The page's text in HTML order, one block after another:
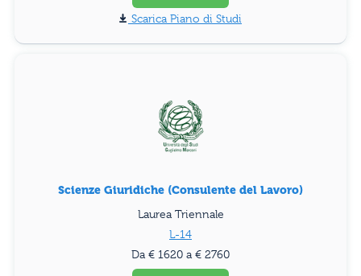
Piano di Studi
Scienze Giuridiche (Consulente del Lavoro)
Laurea Triennale
L-14
Da € 1620 a € 2760